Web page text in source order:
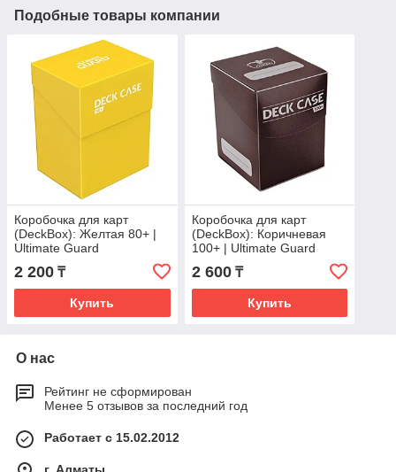
Подобные товары компании
Коробочка для карт
(DeckBox): Желтая 80+ |
Ultimate Guard
2 200 ₸
Купить
Коробочка для карт
(DeckBox): Коричневая
100+ | Ultimate Guard
2 600₸
Купить
О нас
Рейтинг не сформирован
Менее 5 отзывов за последний год
Работает с 15.02.2012